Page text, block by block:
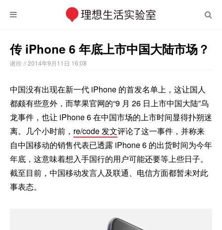
传 iPhone 6 年底上市中国大陆市场？
谢欣 // 2014年9月11日 16:08
中国没有出现在新一代 iPhone 的首发名单上，这让国人
都颇有些意外，而苹果官网的“9 月 26 日上市中国大陆”乌
龙事件，也让 iPhone 6 在中国市场的上市时间显得扑朔迷
离。几个小时前， re/code 发文评论了这一事件，并称来
自中国移动的销售代表已透露 iPhone 6 的出货时间为今年
年底，这意味着想入手国行的用户可能还要等上些日子。
截至目前，中国移动发言人及联通、电信方面都暂未对此
事表态。